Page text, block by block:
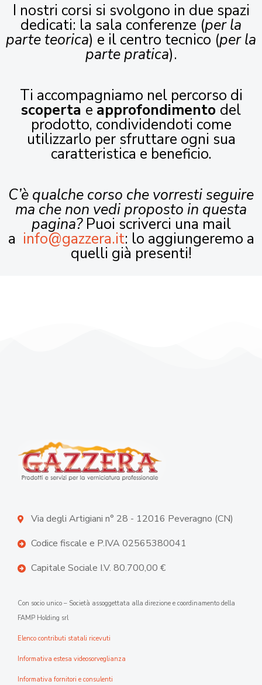
I nostri corsi si svolgono in due spazi
dedicati: la sala conferenze (per la
parte teorica) e il centro tecnico (per la
parte pratica).
Ti accompagniamo nel percorso di
scoperta e approfondimento del
prodotto, condividendoti come
utilizzarlo per sfruttare ogni sua
caratteristica e beneficio.
C’è qualche corso che vorresti seguire
ma che non vedi proposto in questa
pagina?Puoi scriverci una mail
a info@gazzera.it: lo aggiungeremo a
quelli già presenti!
Via degli Artigiani n° 28 - 12016 Peveragno (CN)
Codice fiscale e P.IVA 02565380041
Capitale Sociale I.V. 80.700,00 €
Con socio unico – Società assoggettata alla direzione e coordinamento della
FAMP Holding srl
Elenco contributi statali ricevuti
Informativa estesa videosorveglianza
Informativa fornitori e consulenti